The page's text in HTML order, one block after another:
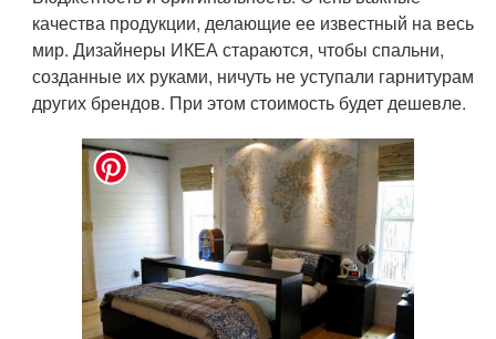
качества продукции, делающие ее известный на весь
мир. Дизайнеры ИКЕА стараются, чтобы спальни,
созданные их руками, ничуть не уступали гарнитурам
других брендов. При этом стоимость будет дешевле.